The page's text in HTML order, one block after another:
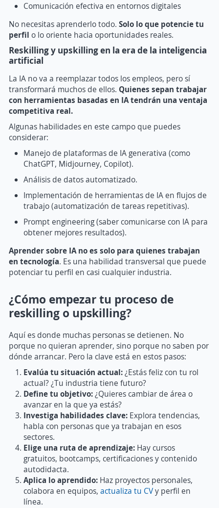
Comunicación efectiva en entornos digitales
No necesitas aprenderlo todo. Solo lo que potencie tu
perfil o lo oriente hacia oportunidades reales.
Reskilling y upskilling en la era de la inteligencia
artificial
La IA no va a reemplazar todos los empleos, pero sí
transformará muchos de ellos. Quienes sepan trabajar
con herramientas basadas en IA tendrán una ventaja
competitiva real.
Algunas habilidades en este campo que puedes
considerar:
Manejo de plataformas de IA generativa (como
ChatGPT, Midjourney, Copilot).
Análisis de datos automatizado.
Implementación de herramientas de IA en flujos de
trabajo (automatización de tareas repetitivas).
Prompt engineering (saber comunicarse con IA para
obtener mejores resultados).
Aprender sobre IA no es solo para quienes trabajan
en tecnología. Es una habilidad transversal que puede
potenciar tu perfil en casi cualquier industria.
¿Cómo empezar tu proceso de
reskilling o upskilling?
Aquí es donde muchas personas se detienen. No
porque no quieran aprender, sino porque no saben por
dónde arrancar. Pero la clave está en estos pasos:
Evalúa tu situación actual:¿Estás feliz con tu rol
actual? ¿Tu industria tiene futuro?
Define tu objetivo:¿Quieres cambiar de área o
avanzar en la que ya estás?
Investiga habilidades clave: Explora tendencias,
habla con personas que ya trabajan en esos
sectores.
Elige una ruta de aprendizaje: Hay cursos
gratuitos, bootcamps, certificaciones y contenido
autodidacta.
Aplica lo aprendido: Haz proyectos personales,
colabora en equipos, actualiza tu CVy perfil en
línea.